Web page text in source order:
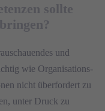
sollte
und
wie Organisations-
nicht überfordert zu
unter Druck zu